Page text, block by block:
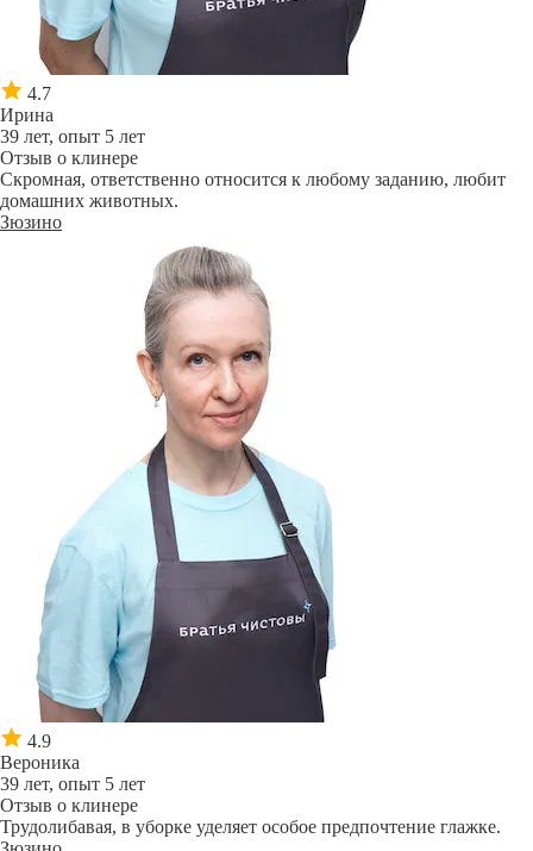
4.7
Ирина
39 лет, опыт 5 лет
Отзыв о клинере
Скромная, ответственно относится к любому заданию, любит
домашних животных.
Зюзино
4.9
Вероника
39 лет, опыт 5 лет
Отзыв о клинере
Трудолибавая, в уборке уделяет особое предпочтение глажке.